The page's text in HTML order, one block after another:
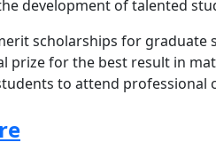
development of talented
scholarships for
prize for the best result in
to attend professional
with the Centre de
attracted more than 400